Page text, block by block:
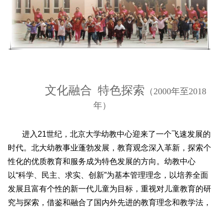
文化融合 特色探索 （2000年至2018
年）
进入21世纪，北京大学幼教中心迎来了一个飞速发展的
时代。北大幼教事业蓬勃发展，教育观念深入革新，探索个
性化的优质教育和服务成为特色发展的方向。幼教中心
以“科学、民主、求实、创新”为基本管理理念，以培养全面
发展且富有个性的新一代儿童为目标，重视对儿童教育的研
究与探索，借鉴和融合了国内外先进的教育理念和教学法，